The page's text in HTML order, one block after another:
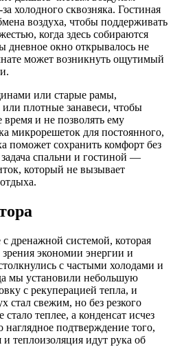
холодного сквозняка. Гостиная
воздуха, чтобы поддерживать
когда здесь собираются
дневное окно открывалось не
может возникнуть ощутимый
или старые рамы,
плотные занавеси, чтобы
время и не позволять ему
микрорешеток для постоянного,
поможет сохранить комфорт без
спальни и гостиной —
который не вызывает
дренажной системой, которая
зрения экономии энергии и
с частыми холодами и
мы установили небольшую
с рекуперацией тепла, и
стал свежим, но без резкого
теплее, а конденсат исчез
подтверждение того,
теплоизоляция идут рука об